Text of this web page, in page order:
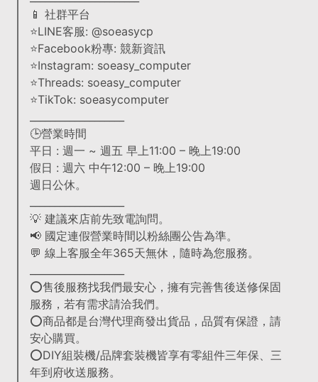
📱 社群平台
⭐LINE客服: @soeasycp
⭐Facebook粉專: 競新資訊
⭐Instagram: soeasy_computer
⭐Threads: soeasy_computer
⭐TikTok: soeasycomputer
🕒營業時間
平日 : 週一 ~ 週五 早上11:00 – 晚上19:00
假日 : 週六 中午12:00 – 晚上19:00
週日公休。
💡 建議來店前先致電詢問。
📢 國定連假營業時間以粉絲團公告為準。
💬 線上客服全年365天無休，隨時為您服務。
⭕售後服務找我們最安心，擁有完善售後送修保固
服務，若有需求請洽我們。
⭕商品都是台灣代理商發出貨品，品質有保證，請
安心購買。
⭕DIY組裝機/品牌套裝機皆享有零組件三年保、三
年到府收送服務。